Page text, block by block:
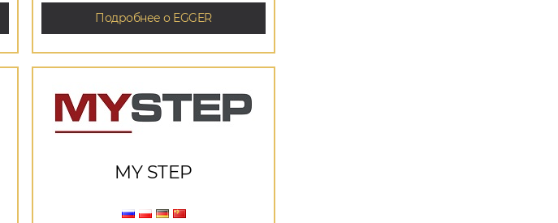
Подробнее о EGGER
MY STEP